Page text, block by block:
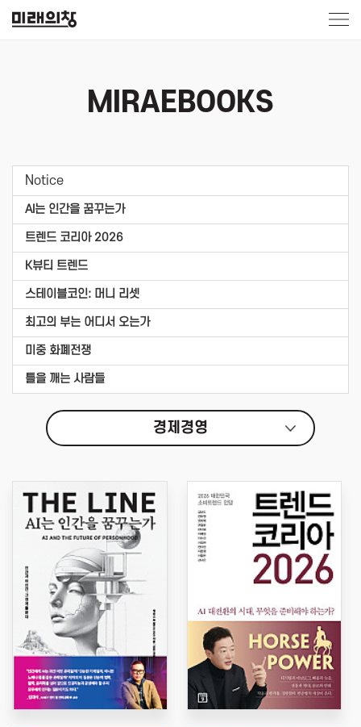
MIRAEBOOKS
Notice
AI는 인간을 꿈꾸는가
트렌드 코리아 2026
K뷰티 트렌드
스테이블코인: 머니 리셋
최고의 부는 어디서 오는가
미중 화폐전쟁
틀을 깨는 사람들
경제경영